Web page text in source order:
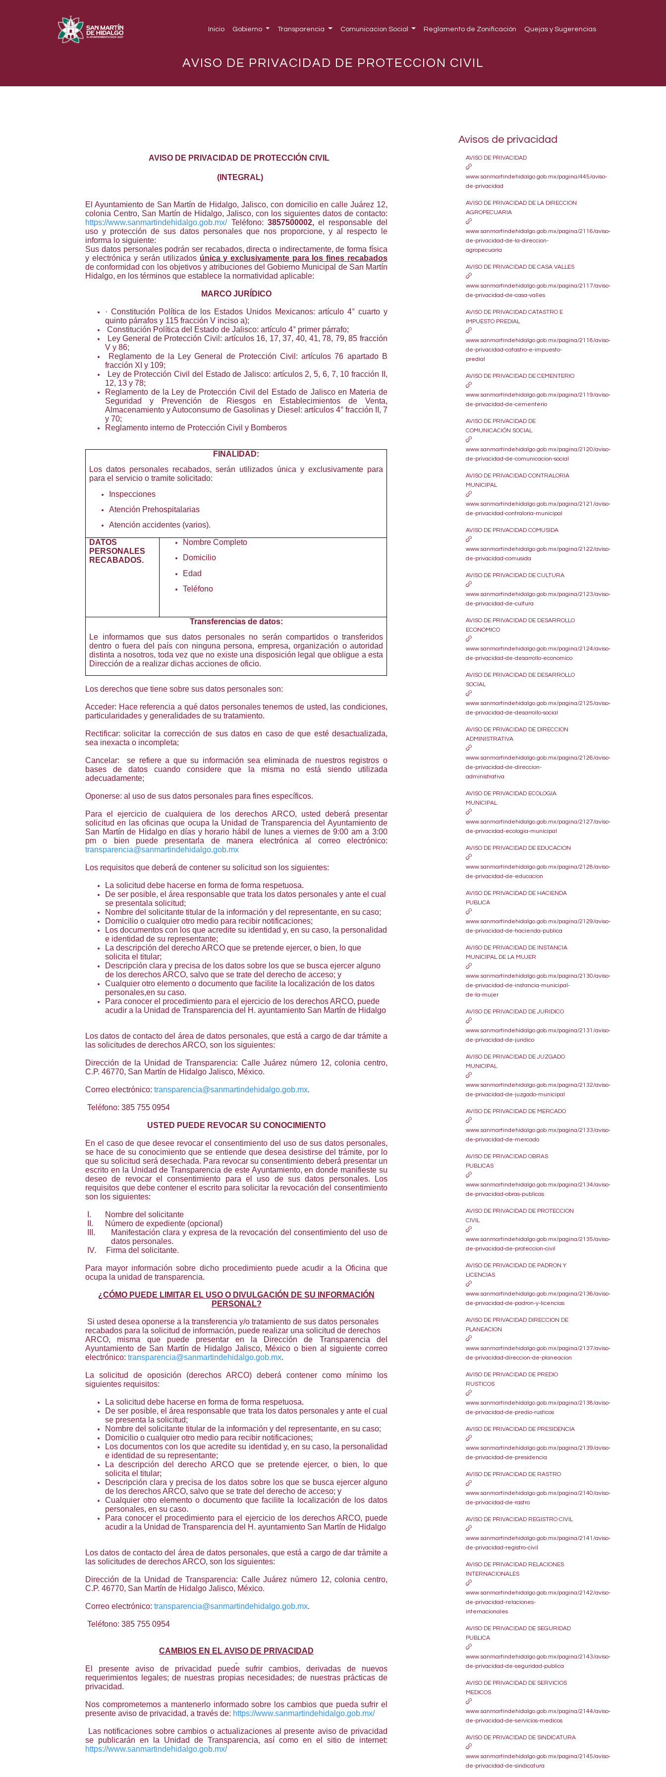
AVISO DE PRIVACIDAD DE PROTECCION CIVIL
Inicio Gobierno Transparencia Comunicacion Social Reglamento de Zonificación Quejas y Sugerencias
AVISO DE PRIVACIDAD DE PROTECCIÓN CIVIL
(INTEGRAL)
El Ayuntamiento de San Martín de Hidalgo, Jalisco, con domicilio en calle Juárez 12,
colonia Centro, San Martín de Hidalgo, Jalisco, con los siguientes datos de contacto:
https://www.sanmartindehidalgo.gob.mx/Teléfono: 3857500002,el responsable del
uso y protección de sus datos personales que nos proporcione, y al respecto le
informa lo siguiente:
Sus datos personales podrán ser recabados, directa o indirectamente, de forma física
y electrónica y serán utilizados única y exclusivamente para los fines recabados
de conformidad con los objetivos y atribuciones del Gobierno Municipal de San Martín
Hidalgo, en los términos que establece la normatividad aplicable:
MARCO JURÍDICO
· Constitución Política de los Estados Unidos Mexicanos: artículo 4° cuarto y
quinto párrafos y 115 fracción V inciso a);
Constitución Política del Estado de Jalisco: artículo 4° primer párrafo;
Ley General de Protección Civil: artículos 16, 17, 37, 40, 41, 78, 79, 85 fracción
V y 86;
Reglamento de la Ley General de Protección Civil: artículos 76 apartado B
fracción XI y 109;
Ley de Protección Civil del Estado de Jalisco: artículos 2, 5, 6, 7, 10 fracción II,
12, 13 y 78;
Reglamento de la Ley de Protección Civil del Estado de Jalisco en Materia de
Seguridad y Prevención de Riesgos en Establecimientos de Venta,
Almacenamiento y Autoconsumo de Gasolinas y Diesel: artículos 4° fracción II, 7
y 70;
Reglamento interno de Protección Civil y Bomberos
FINALIDAD:
Los datos personales recabados, serán utilizados única y exclusivamente para
para el servicio o tramite solicitado:
Inspecciones
Atención Prehospitalarias
Atención accidentes (varios).
DATOS
PERSONALES
RECABADOS.
Nombre Completo
Domicilio
Edad
Teléfono
Transferencias de datos:
Le informamos que sus datos personales no serán compartidos o transferidos
dentro o fuera del país con ninguna persona, empresa, organización o autoridad
distinta a nosotros, toda vez que no existe una disposición legal que obligue a esta
Dirección de a realizar dichas acciones de oficio.
Los derechos que tiene sobre sus datos personales son:
Acceder: Hace referencia a qué datos personales tenemos de usted, las condiciones,
particularidades y generalidades de su tratamiento.
Rectificar: solicitar la corrección de sus datos en caso de que esté desactualizada,
sea inexacta o incompleta;
Cancelar:
se refiere a que su información sea eliminada de nuestros registros o
bases de datos cuando considere que la misma no está siendo utilizada
adecuadamente;
Oponerse: al uso de sus datos personales para fines específicos.
Para el ejercicio de cualquiera de los derechos ARCO, usted deberá presentar
solicitud en las oficinas que ocupa la Unidad de Transparencia del Ayuntamiento de
San Martín de Hidalgo en días y horario hábil de lunes a viernes de 9:00 am a 3:00
pm o bien puede presentarla de manera electrónica al correo electrónico:
transparencia@sanmartindehidalgo.gob.mx
Los requisitos que deberá de contener su solicitud son los siguientes:
La solicitud debe hacerse en forma de forma respetuosa.
De ser posible, el área responsable que trata los datos personales y ante el cual
se presentala solicitud;
Nombre del solicitante titular de la información y del representante, en su caso;
Domicilio o cualquier otro medio para recibir notificaciones;
Los documentos con los que acredite su identidad y, en su caso, la personalidad
e identidad de su representante;
La descripción del derecho ARCO que se pretende ejercer, o bien, lo que
solicita el titular;
Descripción clara y precisa de los datos sobre los que se busca ejercer alguno
de los derechos ARCO, salvo que se trate del derecho de acceso; y
Cualquier otro elemento o documento que facilite la localización de los datos
personales,en su caso.
Para conocer el procedimiento para el ejercicio de los derechos ARCO, puede
acudir a la Unidad de Transparencia del H. ayuntamiento San Martín de Hidalgo
Los datos de contacto del área de datos personales, que está a cargo de dar trámite a
las solicitudes de derechos ARCO, son los siguientes:
Dirección de la Unidad de Transparencia: Calle Juárez número 12, colonia centro,
C.P. 46770, San Martín de Hidalgo Jalisco, México.
Correo electrónico:transparencia@sanmartindehidalgo.gob.mx.
Teléfono: 385 755 0954
USTED PUEDE REVOCAR SU CONOCIMIENTO
En el caso de que desee revocar el consentimiento del uso de sus datos personales,
se hace de su conocimiento que se entiende que desea desistirse del trámite, por lo
que su solicitud será desechada. Para revocar su consentimiento deberá presentar un
escrito en la Unidad de Transparencia de este Ayuntamiento, en donde manifieste su
deseo de revocar el consentimiento para el uso de sus datos personales. Los
requisitos que debe contener el escrito para solicitar la revocación del consentimiento
son los siguientes:
I.
Nombre del solicitante
II.
Número de expediente (opcional)
III.
Manifestación clara y expresa de la revocación del consentimiento del uso de
datos personales.
IV.
Firma del solicitante.
Para mayor información sobre dicho procedimiento puede acudir a la Oficina que
ocupa la unidad de transparencia.
¿CÓMO PUEDE LIMITAR EL USO O DIVULGACIÓN DE SU INFORMACIÓN
PERSONAL?
Si usted desea oponerse a la transferencia y/o tratamiento de sus datos personales
recabados para la solicitud de información, puede realizar una solicitud de derechos
ARCO, misma que puede presentar en la Dirección de Transparencia del
Ayuntamiento de San Martín de Hidalgo Jalisco, México o bien al siguiente correo
electrónico:transparencia@sanmartindehidalgo.gob.mx.
La solicitud de oposición (derechos ARCO) deberá contener como mínimo los
siguientes requisitos:
La solicitud debe hacerse en forma de forma respetuosa.
De ser posible, el área responsable que trata los datos personales y ante el cual
se presenta la solicitud;
Nombre del solicitante titular de la información y del representante, en su caso;
Domicilio o cualquier otro medio para recibir notificaciones;
Los documentos con los que acredite su identidad y, en su caso, la personalidad
e identidad de su representante;
La descripción del derecho ARCO que se pretende ejercer, o bien, lo que
solicita el titular;
Descripción clara y precisa de los datos sobre los que se busca ejercer alguno
de los derechos ARCO, salvo que se trate del derecho de acceso; y
Cualquier otro elemento o documento que facilite la localización de los datos
personales, en su caso.
Para conocer el procedimiento para el ejercicio de los derechos ARCO, puede
acudir a la Unidad de Transparencia del H. ayuntamiento San Martín de Hidalgo
Los datos de contacto del área de datos personales, que está a cargo de dar trámite a
las solicitudes de derechos ARCO, son los siguientes:
Dirección de la Unidad de Transparencia: Calle Juárez número 12, colonia centro,
C.P. 46770, San Martín de Hidalgo Jalisco, México.
Correo electrónico:transparencia@sanmartindehidalgo.gob.mx.
Teléfono: 385 755 0954
CAMBIOS EN EL AVISO DE PRIVACIDAD
El presente aviso de privacidad puede sufrir cambios, derivadas de nuevos
requerimientos legales; de nuestras propias necesidades; de nuestras prácticas de
privacidad.
Nos comprometemos a mantenerlo informado sobre los cambios que pueda sufrir el
presente aviso de privacidad, a través de: https://www.sanmartindehidalgo.gob.mx/
Las notificaciones sobre cambios o actualizaciones al presente aviso de privacidad
se publicarán en la Unidad de Transparencia, así como en el sitio de internet:
https://www.sanmartindehidalgo.gob.mx/
Avisos de privacidad
AVISO DE PRIVACIDAD
www.sanmartindehidalgo.gob.mx/pagina/445/aviso-
de-privacidad
AVISO DE PRIVACIDAD DE LA DIRECCION
AGROPECUARIA
www.sanmartindehidalgo.gob.mx/pagina/2116/aviso-
de-privacidad-de-la-direccion-
agropecuaria
AVISO DE PRIVACIDAD DE CASA VALLES
www.sanmartindehidalgo.gob.mx/pagina/2117/aviso-
de-privacidad-de-casa-valles
AVISO DE PRIVACIDAD CATASTRO E
IMPUESTO PREDIAL
www.sanmartindehidalgo.gob.mx/pagina/2118/aviso-
de-privacidad-catastro-e-impuesto-
predial
AVISO DE PRIVACIDAD DE CEMENTERIO
www.sanmartindehidalgo.gob.mx/pagina/2119/aviso-
de-privacidad-de-cementerio
AVISO DE PRIVACIDAD DE
COMUNICACIÓN SOCIAL
www.sanmartindehidalgo.gob.mx/pagina/2120/aviso-
de-privacidad-de-comunicacion-social
AVISO DE PRIVACIDAD CONTRALORIA
MUNICIPAL
www.sanmartindehidalgo.gob.mx/pagina/2121/aviso-
de-privacidad-contraloria-municipal
AVISO DE PRIVACIDAD COMUSIDA
www.sanmartindehidalgo.gob.mx/pagina/2122/aviso-
de-privacidad-comusida
AVISO DE PRIVACIDAD DE CULTURA
www.sanmartindehidalgo.gob.mx/pagina/2123/aviso-
de-privacidad-de-cultura
AVISO DE PRIVACIDAD DE DESARROLLO
ECONOMICO
www.sanmartindehidalgo.gob.mx/pagina/2124/aviso-
de-privacidad-de-desarrollo-economico
AVISO DE PRIVACIDAD DE DESARROLLO
SOCIAL
www.sanmartindehidalgo.gob.mx/pagina/2125/aviso-
de-privacidad-de-desarrollo-social
AVISO DE PRIVACIDAD DE DIRECCION
ADMINISTRATIVA
www.sanmartindehidalgo.gob.mx/pagina/2126/aviso-
de-privacidad-de-direccion-
administrativa
AVISO DE PRIVACIDAD ECOLOGIA
MUNICIPAL
www.sanmartindehidalgo.gob.mx/pagina/2127/aviso-
de-privacidad-ecologia-municipal
AVISO DE PRIVACIDAD DE EDUCACION
www.sanmartindehidalgo.gob.mx/pagina/2128/aviso-
de-privacidad-de-educacion
AVISO DE PRIVACIDAD DE HACIENDA
PUBLICA
www.sanmartindehidalgo.gob.mx/pagina/2129/aviso-
de-privacidad-de-hacienda-publica
AVISO DE PRIVACIDAD DE INSTANCIA
MUNICIPAL DE LA MUJER
www.sanmartindehidalgo.gob.mx/pagina/2130/aviso-
de-privacidad-de-instancia-municipal-
de-la-mujer
AVISO DE PRIVACIDAD DE JURIDICO
www.sanmartindehidalgo.gob.mx/pagina/2131/aviso-
de-privacidad-de-juridico
AVISO DE PRIVACIDAD DE JUZGADO
MUNICIPAL
www.sanmartindehidalgo.gob.mx/pagina/2132/aviso-
de-privacidad-de-juzgado-municipal
AVISO DE PRIVACIDAD DE MERCADO
www.sanmartindehidalgo.gob.mx/pagina/2133/aviso-
de-privacidad-de-mercado
AVISO DE PRIVACIDAD OBRAS
PUBLICAS
www.sanmartindehidalgo.gob.mx/pagina/2134/aviso-
de-privacidad-obras-publicas
AVISO DE PRIVACIDAD DE PROTECCION
CIVIL
www.sanmartindehidalgo.gob.mx/pagina/2135/aviso-
de-privacidad-de-proteccion-civil
AVISO DE PRIVACIDAD DE PADRON Y
LICENCIAS
www.sanmartindehidalgo.gob.mx/pagina/2136/aviso-
de-privacidad-de-padron-y-licencias
AVISO DE PRIVACIDAD DIRECCION DE
PLANEACION
www.sanmartindehidalgo.gob.mx/pagina/2137/aviso-
de-privacidad-direccion-de-planeacion
AVISO DE PRIVACIDAD DE PREDIO
RUSTICOS
www.sanmartindehidalgo.gob.mx/pagina/2138/aviso-
de-privacidad-de-predio-rusticos
AVISO DE PRIVACIDAD DE PRESIDENCIA
www.sanmartindehidalgo.gob.mx/pagina/2139/aviso-
de-privacidad-de-presidencia
AVISO DE PRIVACIDAD DE RASTRO
www.sanmartindehidalgo.gob.mx/pagina/2140/aviso-
de-privacidad-de-rastro
AVISO DE PRIVACIDAD REGISTRO CIVIL
www.sanmartindehidalgo.gob.mx/pagina/2141/aviso-
de-privacidad-registro-civil
AVISO DE PRIVACIDAD RELACIONES
INTERNACIONALES
www.sanmartindehidalgo.gob.mx/pagina/2142/aviso-
de-privacidad-relaciones-
internacionales
AVISO DE PRIVACIDAD DE SEGURIDAD
PUBLICA
www.sanmartindehidalgo.gob.mx/pagina/2143/aviso-
de-privacidad-de-seguridad-publica
AVISO DE PRIVACIDAD DE SERVICIOS
MEDICOS
www.sanmartindehidalgo.gob.mx/pagina/2144/aviso-
de-privacidad-de-servicios-medicos
AVISO DE PRIVACIDAD DE SINDICATURA
www.sanmartindehidalgo.gob.mx/pagina/2145/aviso-
de-privacidad-de-sindicatura